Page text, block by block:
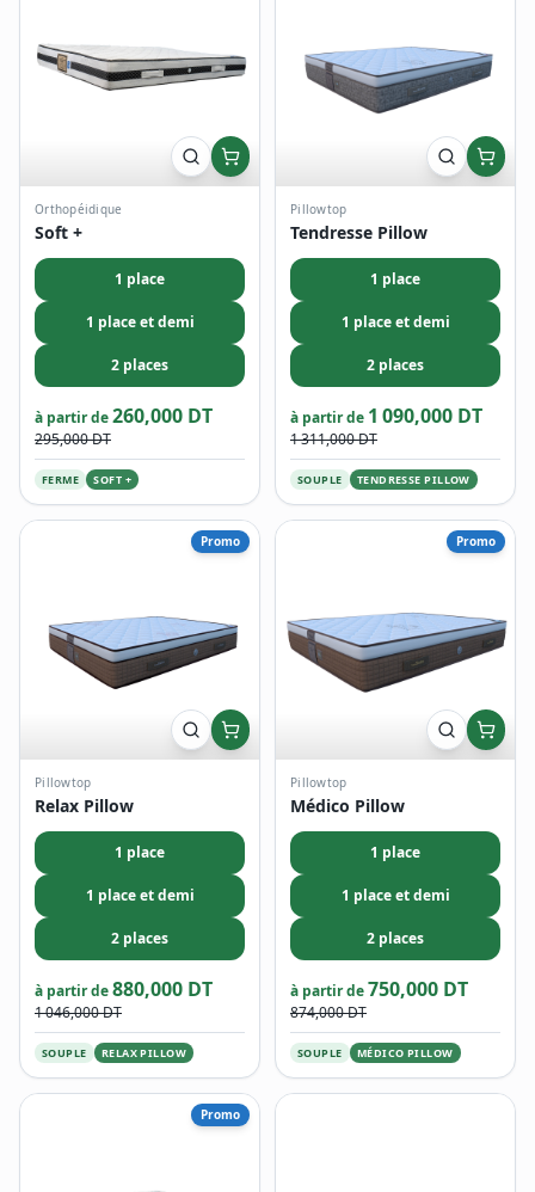
Orthopéidique
Soft +
1 place
1 place et demi
2 places
à partir de260,000 DT
295,000 DT
FERME SOFT +
Pillowtop
Tendresse Pillow
1 place
1 place et demi
2 places
à partir de 1 090,000 DT
1 311,000 DT
SOUPLE TENDRESSE PILLOW
Promo
Pillowtop
Relax Pillow
1 place
1 place et demi
2 places
à partir de880,000 DT
1 046,000 DT
SOUPLE RELAX PILLOW
Promo
Pillowtop
Médico Pillow
1 place
1 place et demi
2 places
à partir de750,000 DT
874,000 DT
SOUPLE MÉDICO PILLOW
Promo